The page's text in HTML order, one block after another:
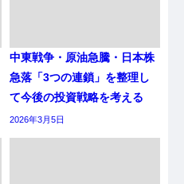
中東戦争・原油急騰・日本株
急落「3つの連鎖」を整理し
て今後の投資戦略を考える
2026年3月5日